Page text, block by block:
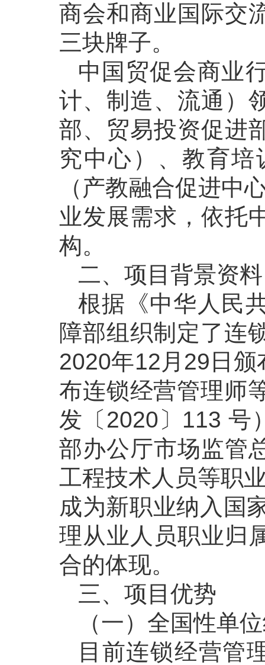
商会和商业国际交
三块牌子。
中国贸促会商业
计、制造、流通）
部、贸易投资促进
究中心）、教育
（产教融合促进中
业发展需求，依托
构。
二、项目背景资料
根据《中华人民
障部组织制定了连
2020年12月29日
布连锁经营管理师
发〔2020〕113 号
部办公厅市场监管
工程技术人员等职
成为新职业纳入国
理从业人员职业归
合的体现。
三、项目优势
（一）全国性单
目前连锁经营管